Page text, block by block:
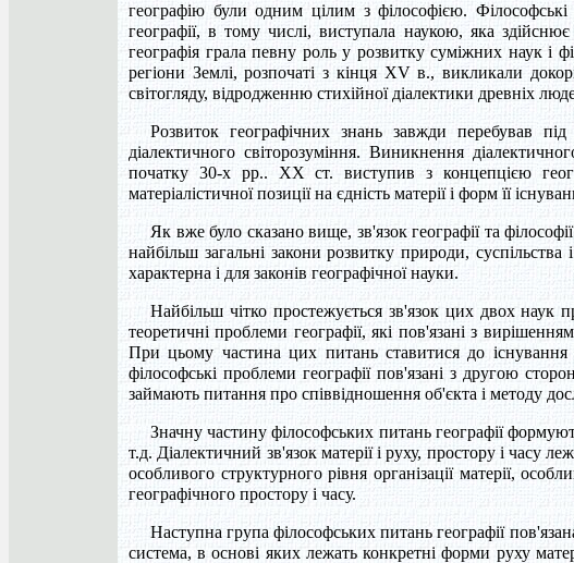
географію були одним цілим з філософією. Філософські
географії, в тому числі, виступала наукою, яка
географія грала певну роль у розвитку суміжних наук і
регіони Землі, розпочаті з кінця XV в., викликали
світогляду, відродженню стихійної діалектики древніх
Розвиток географічних знань завжди перебував
діалектичного світорозуміння. Виникнення
початку 30-х рр.. ХХ ст. виступив з концепцією
матеріалістичної позиції на єдність матерії і форм її
Як вже було сказано вище, зв'язок географії та
найбільш загальні закони розвитку природи,
характерна і для законів географічної науки.
Найбільш чітко простежується зв'язок цих двох наук
теоретичні проблеми географії, які пов'язані з
При цьому частина цих питань ставитися до існування
філософські проблеми географії пов'язані з другою
займають питання про співвідношення об'єкта і методу
Значну частину філософських питань географії
т.д. Діалектичний зв'язок матерії і руху, простору і часу
особливого структурного рівня організації матерії,
географічного простору і часу.
Наступна група філософських питань географії
система, в основі яких лежать конкретні форми руху